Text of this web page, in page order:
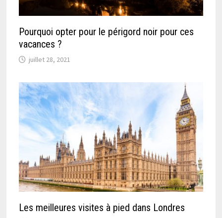
Pourquoi opter pour le périgord noir pour ces
vacances ?
juillet 28, 2021
Les meilleures visites à pied dans Londres